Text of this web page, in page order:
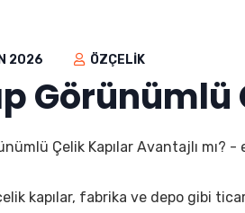
2026 ÖZÇELIK
Görünümlü
Çelik Kapılar Avantajlı mı?
kapılar, fabrika ve depo gibi